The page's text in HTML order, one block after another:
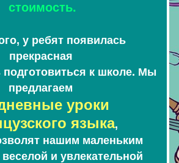
стоимость.
у ребят появилась
прекрасная
к школе. Мы
предлагаем
уроки
языка,
нашим маленьким
и увлекательной